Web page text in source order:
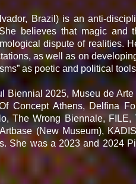
Brazil) is an anti-
believes that magic and
dispute of realities.
as well as on
as poetic and political
2025, Museu de
Concept Athens, Delfina
The Wrong Biennale, FILE,
(New Museum),
She was a 2023 and 2024